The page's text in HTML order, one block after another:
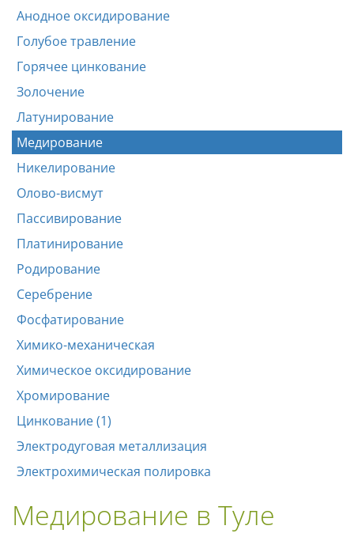
Анодное оксидирование
Голубое травление
Горячее цинкование
Золочение
Латунирование
Медирование
Никелирование
Олово-висмут
Пассивирование
Платинирование
Родирование
Серебрение
Фосфатирование
Химико-механическая
Химическое оксидирование
Хромирование
Цинкование (1)
Электродуговая металлизация
Электрохимическая полировка
Медирование в Туле